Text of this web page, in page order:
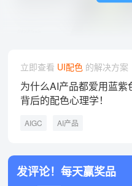
立即查看 UI配色的解决方案
为什么AI产品都爱用蓝紫
背后的配色心理学！
AIGC AI产品
发评论！每天赢奖品